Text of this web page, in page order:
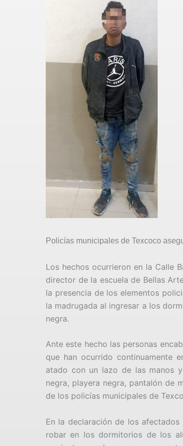
Policías municipales de Texcoco
Los hechos ocurrieron en la Calle
director de la escuela de Bellas
la presencia de los elementos
la madrugada al ingresar a los
negra.
Ante este hecho las personas
que han ocurrido continuamente
atado con un lazo de las manos
negra, playera negra, pantalón de
de los policías municipales de
En la declaración de los
robar en los dormitorios de los